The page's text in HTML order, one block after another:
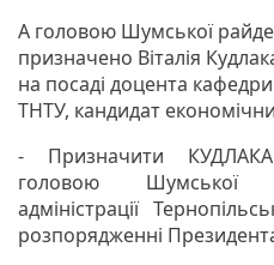
А головою Шумської
призначено Віталія
на посаді доцента
ТНТУ, кандидат
- Призначити КУДЛАКА
головою Шумської
адміністрації
розпорядженні